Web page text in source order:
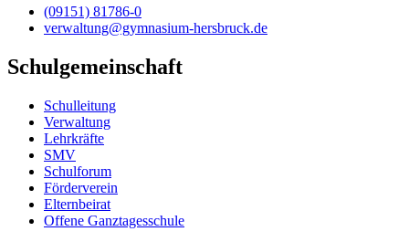
(09151) 81786-0
verwaltung@gymnasium-hersbruck.de
Schulgemeinschaft
Schulleitung
Verwaltung
Lehrkräfte
SMV
Schulforum
Förderverein
Elternbeirat
Offene Ganztagesschule